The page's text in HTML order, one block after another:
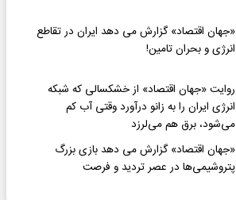
«جهان اقتصاد» گزارش می دهد ایران در تقاطع
انرژی و بحران تامین!
روایت «جهان اقتصاد» از خشکسالی که شبکه
انرژی ایران را به زانو درآورد وقتی آب کم
می‌شود، برق هم می‌لرزد
«جهان اقتصاد» گزارش می دهد بازی بزرگ
پتروشیمی‌ها در عصر تردید و فرصت